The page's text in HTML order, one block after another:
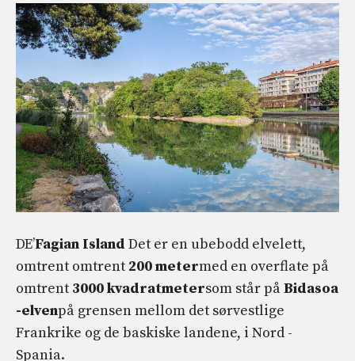
DE’Fagian Island Det er en ubebodd elvelett,
omtrent omtrent 200 metermed en overflate på
omtrent 3000 kvadratmetersom står påBidasoa
-elvenpå grensen mellom det sørvestlige
Frankrike og de baskiske landene, i Nord -
Spania.